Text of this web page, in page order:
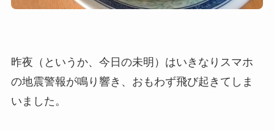
昨夜（というか、今日の未明）はいきなりスマホ
の地震警報が鳴り響き、おもわず飛び起きてしま
いました。